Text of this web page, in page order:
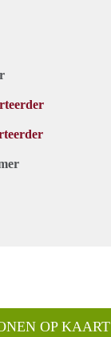
OP KAART